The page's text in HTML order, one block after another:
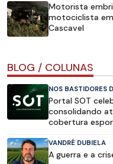
Motorista
motociclista
Cascavel
BLOG / COLUNAS
NOS BASTIDORES
Portal SOT
consolidando
cobertura
VANDRÉ DUBIELA
A guerra e a